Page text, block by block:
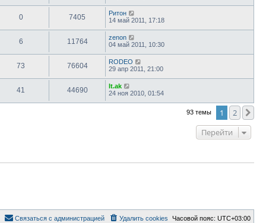
0 7405
Ритон
14 май 2011, 17:18
6 11764
zenon
04 май 2011, 10:30
73 76604
RODEO
29 апр 2011, 21:00
41 44690
lt.ak
24 ноя 2010, 01:54
93 темы 1 2
Перейти
Часовой пояс: UTC+03:00
Удалить cookies
Связаться с администрацией